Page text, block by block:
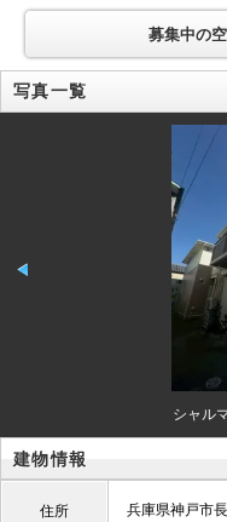
募集中の
写真一覧
シャル
建物情報
住所 兵庫県神戸市